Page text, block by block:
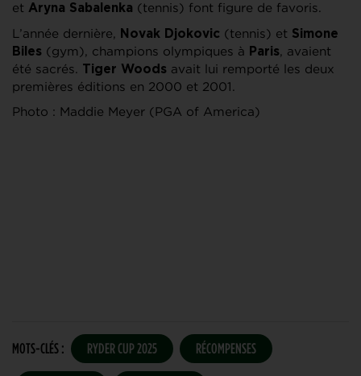
et Aryna Sabalenka (tennis) font figure de favoris.
L’année dernière,
Novak Djokovic (tennis) et Simone
Biles (gym), champions olympiques à Paris, avaient
été sacrés.
Tiger Woods avait lui remporté les deux
premières éditions en 2000 et 2001.
Photo : Maddie Meyer (PGA of America)
MOTS-CLÉS : RYDER CUP 2025 RÉCOMPENSES